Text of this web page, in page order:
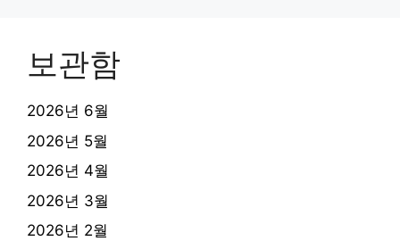
보관함
2026년 6월
2026년 5월
2026년 4월
2026년 3월
2026년 2월